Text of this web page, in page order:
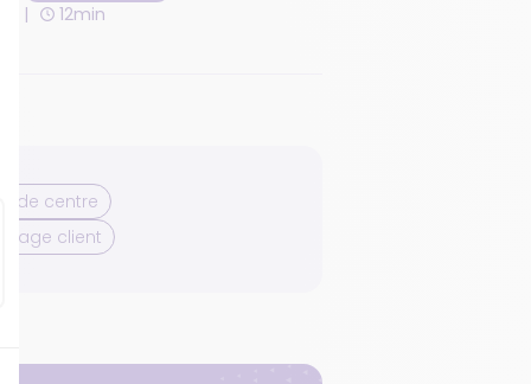
12min
de centre
client